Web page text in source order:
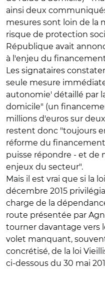
ainsi deux
mesures sont loin de la
risque de protection
République avait
à l'enjeu du
Les signataires
seule mesure
autonomie' détaillé par
domicile" (un
millions d'euros sur
restent donc "toujours
réforme du
puisse répondre - et de
enjeux du secteur".
Mais il est vrai que si la
décembre 2015
charge de la
route présentée par
tourner davantage vers
volet manquant,
concrétisé, de la loi
ci-dessous du 30 mai